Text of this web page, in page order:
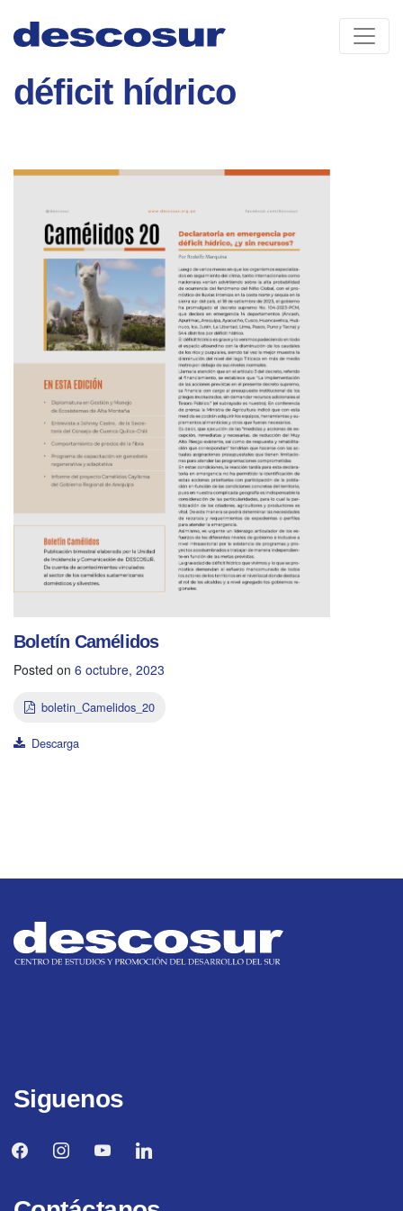
content
déficit hídrico
Boletín Camélidos
Posted on 6 octubre, 2023
boletin_Camelidos_20
Descarga
Siguenos
facebookinstagramyoutubelinkedin